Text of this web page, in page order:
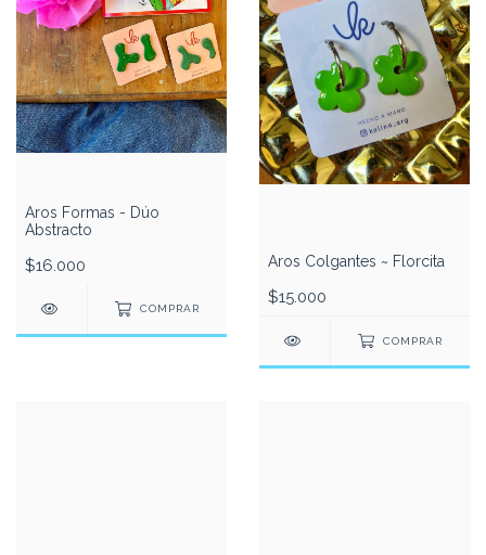
Aros Formas - Dúo
Abstracto
$16.000
COMPRAR
Aros Colgantes ~ Florcita
$15.000
COMPRAR